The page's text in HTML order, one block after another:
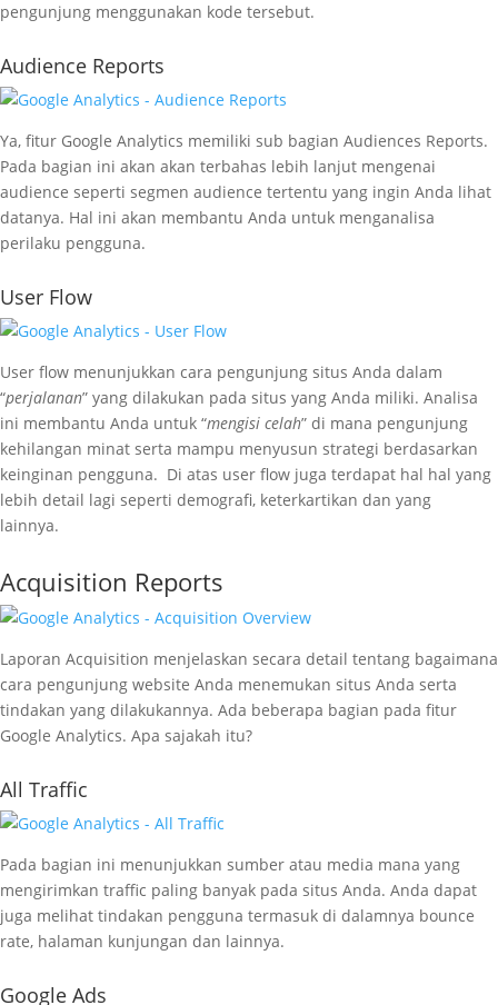
pengunjung menggunakan kode tersebut.
Audience Reports
Ya, fitur Google Analytics memiliki sub bagian Audiences Reports.
Pada bagian ini akan akan terbahas lebih lanjut mengenai
audience seperti segmen audience tertentu yang ingin Anda lihat
datanya. Hal ini akan membantu Anda untuk menganalisa
perilaku pengguna.
User Flow
User flow menunjukkan cara pengunjung situs Anda dalam
“perjalanan” yang dilakukan pada situs yang Anda miliki. Analisa
ini membantu Anda untuk “mengisi celah” di mana pengunjung
kehilangan minat serta mampu menyusun strategi berdasarkan
keinginan pengguna. Di atas user flow juga terdapat hal hal yang
lebih detail lagi seperti demografi, keterkartikan dan yang
lainnya.
Acquisition Reports
Laporan Acquisition menjelaskan secara detail tentang bagaimana
cara pengunjung website Anda menemukan situs Anda serta
tindakan yang dilakukannya. Ada beberapa bagian pada fitur
Google Analytics. Apa sajakah itu?
All Traffic
Pada bagian ini menunjukkan sumber atau media mana yang
mengirimkan traffic paling banyak pada situs Anda. Anda dapat
juga melihat tindakan pengguna termasuk di dalamnya bounce
rate, halaman kunjungan dan lainnya.
Google Ads